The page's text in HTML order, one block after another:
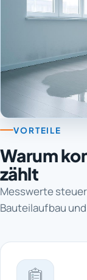
VORTEILE
Warum
zählt
Messwerte
Bauteilaufbau